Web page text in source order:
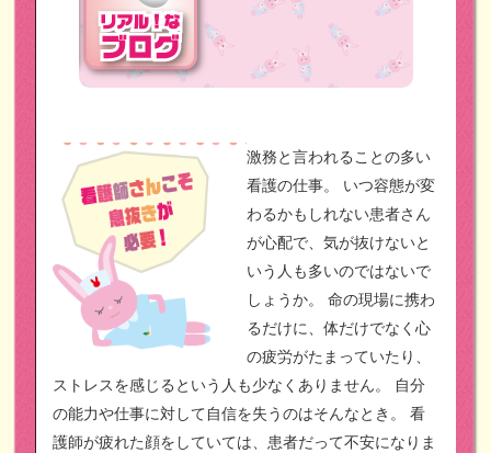
激務と言われることの多い
看護の仕事。
いつ容態が変
わるかもしれない患者さん
が心配で、気が抜けないと
いう人も多いのではないで
しょうか。
命の現場に携わ
るだけに、体だけでなく心
の疲労がたまっていたり、
ストレスを感じるという人も少なくありません。
自分
の能力や仕事に対して自信を失うのはそんなとき。
看
護師が疲れた顔をしていては、患者だって不安になりま